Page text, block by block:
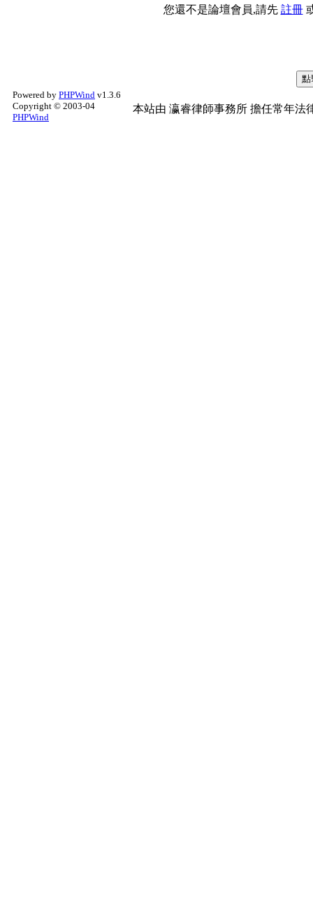
您還不是論壇會員,請先 註冊
Powered by PHPWind v1.3.6
Copyright © 2003-04
PHPWind
本站由 瀛睿律師事務所 擔任常年法